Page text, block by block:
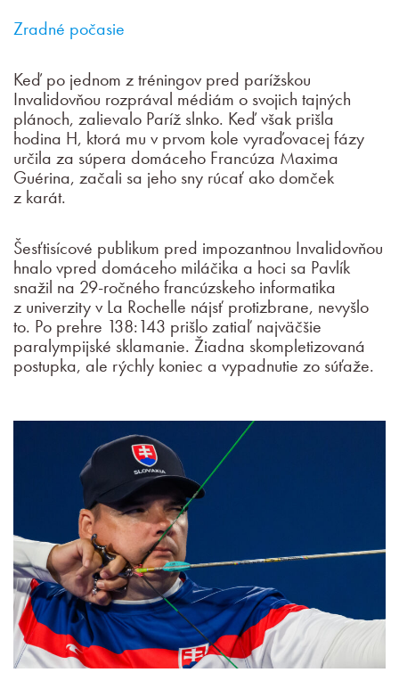
Zradné počasie
Keď po jednom z tréningov pred parížskou
Invalidovňou rozprával médiám o svojich tajných
plánoch, zalievalo Paríž slnko. Keď však prišla
hodina H, ktorá mu v prvom kole vyraďovacej fázy
určila za súpera domáceho Francúza Maxima
Guérina, začali sa jeho sny rúcať ako domček
z karát.
Šesťtisícové publikum pred impozantnou Invalidovňou
hnalo vpred domáceho miláčika a hoci sa Pavlík
snažil na 29-ročného francúzskeho informatika
z univerzity v La Rochelle nájsť protizbrane, nevyšlo
to. Po prehre 138:143 prišlo zatiaľ najväčšie
paralympijské sklamanie. Žiadna skompletizovaná
postupka, ale rýchly koniec a vypadnutie zo súťaže.